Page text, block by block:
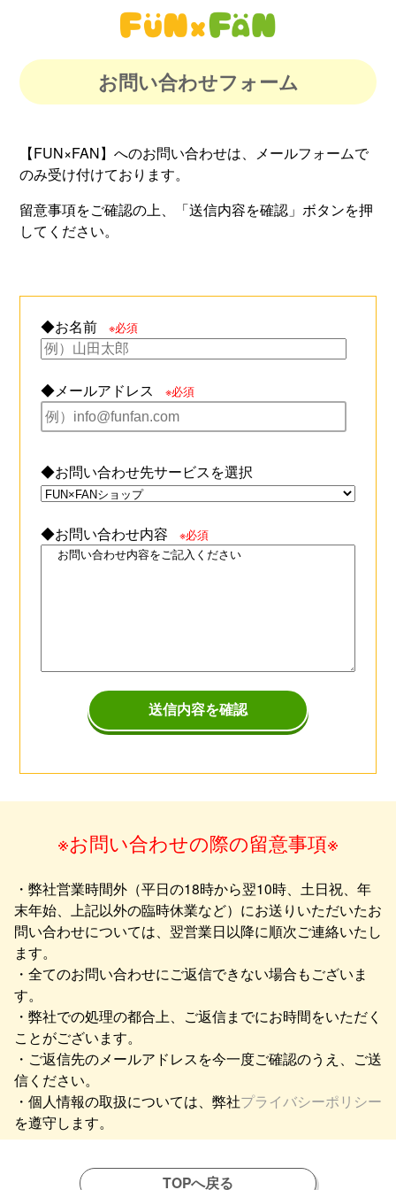
お問い合わせフォーム
【FUN×FAN】へのお問い合わせは、メールフォームで
のみ受け付けております。
留意事項をご確認の上、「送信内容を確認」ボタンを押
してください。
◆お名前※必須
◆メールアドレス ※必須
◆お問い合わせ先サービスを選択
◆お問い合わせ内容 ※必須
送信内容を確認
※お問い合わせの際の留意事項※
・弊社営業時間外（平日の18時から翌10時、土日祝、年
末年始、上記以外の臨時休業など）にお送りいただいたお
問い合わせについては、翌営業日以降に順次ご連絡いたし
ます。
・全てのお問い合わせにご返信できない場合もございま
す。
・弊社での処理の都合上、ご返信までにお時間をいただく
ことがございます。
・ご返信先のメールアドレスを今一度ご確認のうえ、ご送
信ください。
・個人情報の取扱については、弊社プライバシーポリシー
を遵守します。
TOPへ戻る